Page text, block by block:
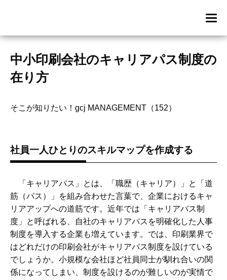
中小印刷会社のキャリアパス制度の
在り方
そこが知りたい！gcj MANAGEMENT（152）
社員一人ひとりのスキルマップを作成する
「キャリアパス」とは、「職歴（キャリア）」と「道
筋（パス）」を組み合わせた言葉で、企業におけるキャ
リアアップへの道筋です。近年では「キャリアパス制
度」と呼ばれる、自社のキャリアパスを明確化した人事
制度を導入する企業も増えています。では、印刷業界で
はどれだけの印刷会社がキャリアパス制度を設けている
でしょうか。小規模な会社ほど社員同士が馴れ合いの関
係になってしまい、制度を設けるのが難しいのが実情で